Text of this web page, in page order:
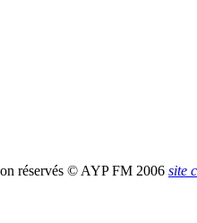
réservés © AYP FM 2006 site